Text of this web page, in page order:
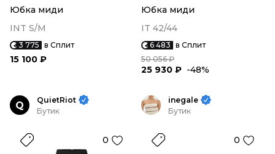
Юбка миди
INT S/M
3 775 в Сплит
15 100 ₽
Юбка миди
IT 42/44
6 483 в Сплит
50 056 ₽
25 930 ₽ -48%
Q
QuietRiot
Бутик
0
inegale
Бутик
0